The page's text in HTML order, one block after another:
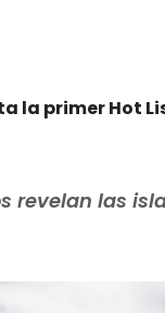
la primer Hot
revelan las